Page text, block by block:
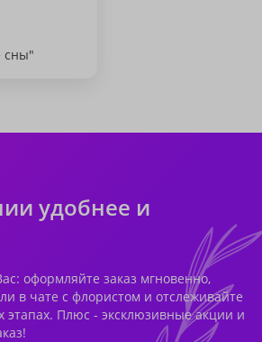
сны"
удобнее и
оформляйте заказ мгновенно,
в чате с флористом и отслеживайте
этапах. Плюс - эксклюзивные акции и